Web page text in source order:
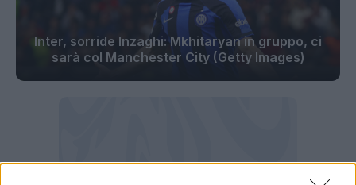
Inter, sorride Inzaghi: Mkhitaryan in gruppo, ci
sarà col Manchester City (Getty Images)